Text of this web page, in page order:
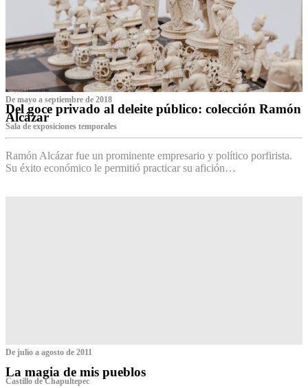
De mayo a septiembre de 2018
Del goce privado al deleite público: colección Ramón
Alcázar
Sala de exposiciones temporales
Ramón Alcázar fue un prominente empresario y político porfirista.
Su éxito económico le permitió practicar su afición…
De julio a agosto de 2011
La magia de mis pueblos
Castillo de Chapultepec